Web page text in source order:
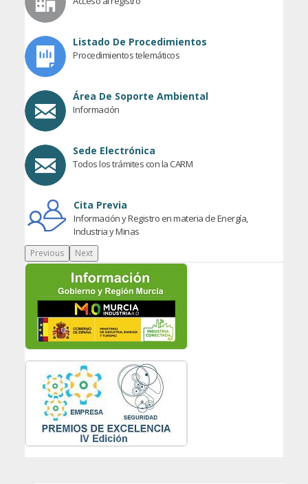
Listado De Procedimientos
Procedimientos telemáticos
Área De Soporte Ambiental
Información
Sede Electrónica
Todos los trámites con la CARM
Cita Previa
Información y Registro en materia de Energía,
Industria y Minas
Previous Next